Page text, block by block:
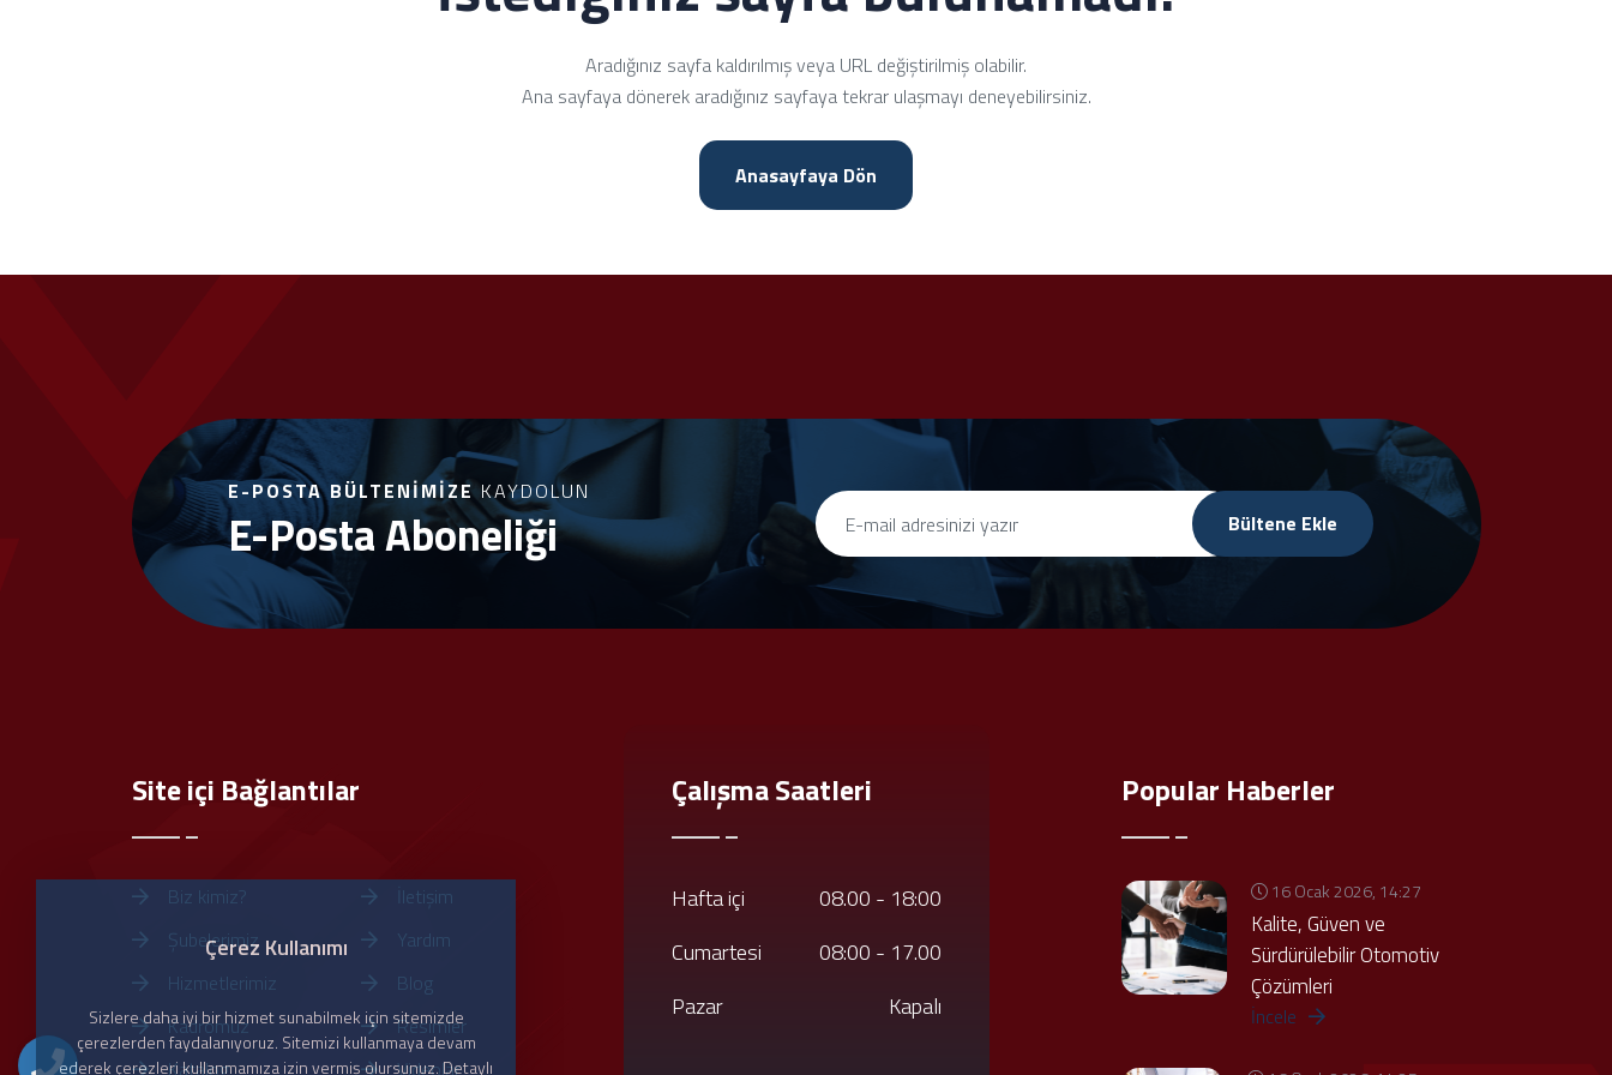
Aradığınız sayfa kaldırılmış veya URL değiştirilmiş olabilir.
Ana sayfaya dönerek aradığınız sayfaya tekrar ulaşmayı deneyebilirsiniz.
Anasayfaya Dön
E-POSTA BÜLTENIMIZEKAYDOLUN
E-Posta Aboneliği Bültene Ekle
Site içi Bağlantılar
Biz kimiz?
Şubelerimiz
Hizmetlerimiz
Kadromuz
Katalog
İletişim
Yardım
Blog
Resimler
Videolar
Çalışma Saatleri
Hafta içi
08.00 - 18:00
Cumartesi
08:00 - 17.00
Pazar
Kapalı
Popular Haberler
16 Ocak 2026, 14:27
Kalite, Güven ve
Sürdürülebilir Otomotiv
Çözümleri
İncele
Çerez Kullanımı
Sizlere daha iyi bir hizmet sunabilmek için sitemizde
çerezlerden faydalanıyoruz. Sitemizi kullanmaya devam
ederek çerezleri kullanmamıza izin vermiş olursunuz. Detaylı